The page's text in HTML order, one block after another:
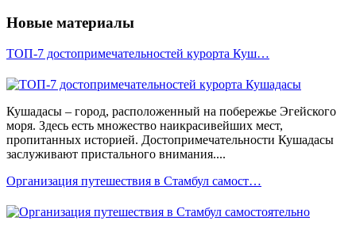
Новые материалы
ТОП-7 достопримечательностей курорта Куш…
Кушадасы – город, расположенный на побережье Эгейского
моря. Здесь есть множество наикрасивейших мест,
пропитанных историей. Достопримечательности Кушадасы
заслуживают пристального внимания....
Организация путешествия в Стамбул самост…